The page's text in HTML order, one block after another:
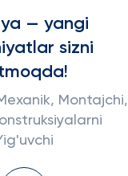
— yangi
sizni
Montajchi,